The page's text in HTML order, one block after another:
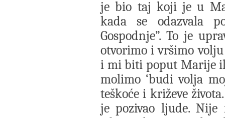
je bio taj koji je u
kada se odazvala
Gospodnje”. To je
otvorimo i vršimo
i mi biti poput Marije
molimo ‘budi volja
teškoće i križeve
je pozivao ljude.